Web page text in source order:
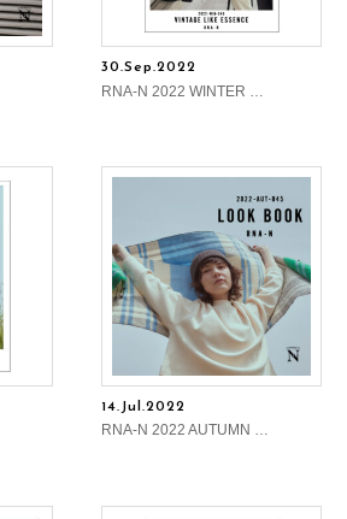
30.Sep.2022
RNA-N 2022 WINTER …
14.Jul.2022
RNA-N 2022 AUTUMN …